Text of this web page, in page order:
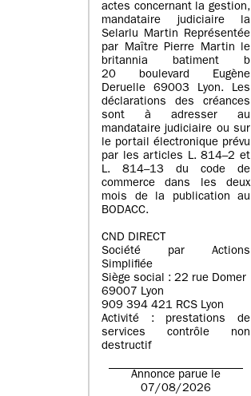
actes concernant la gestion,
mandataire judiciaire la
Selarlu Martin Représentée
par Maître Pierre Martin le
britannia batiment b
20 boulevard Eugène
Deruelle 69003 Lyon. Les
déclarations des créances
sont à adresser au
mandataire judiciaire ou sur
le portail électronique prévu
par les articles L. 814–2 et
L. 814–13 du code de
commerce dans les deux
mois de la publication au
BODACC.
CND DIRECT
Société par Actions
Simplifiée
Siège social : 22 rue Domer
69007 Lyon
909 394 421 RCS Lyon
Activité : prestations de
services contrôle non
destructif
Annonce parue le
07/08/2026